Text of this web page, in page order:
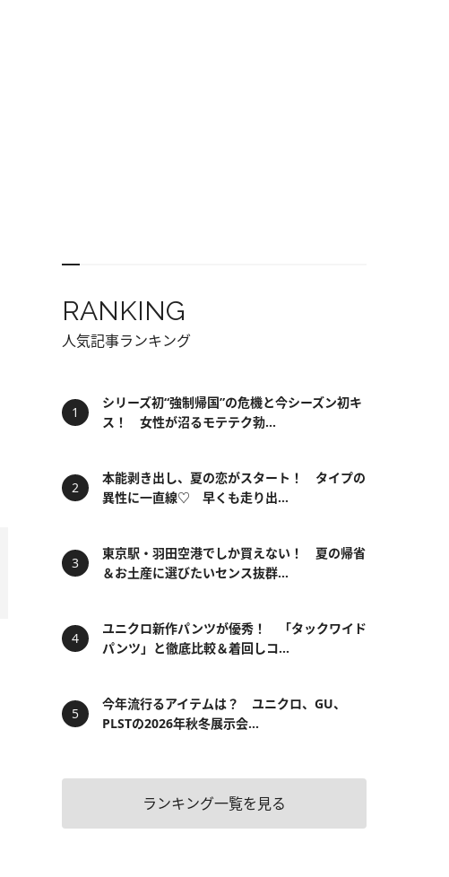
RANKING
人気記事ランキング
シリーズ初“強制帰国”の危機と今シーズン初キ
ス！ 女性が沼るモテテク勃...
本能剥き出し、夏の恋がスタート！ タイプの
異性に一直線♡ 早くも走り出...
東京駅・羽田空港でしか買えない！ 夏の帰省
＆お土産に選びたいセンス抜群...
ユニクロ新作パンツが優秀！ 「タックワイド
パンツ」と徹底比較＆着回しコ...
今年流行るアイテムは？ ユニクロ、GU、
PLSTの2026年秋冬展示会...
ランキング一覧を見る